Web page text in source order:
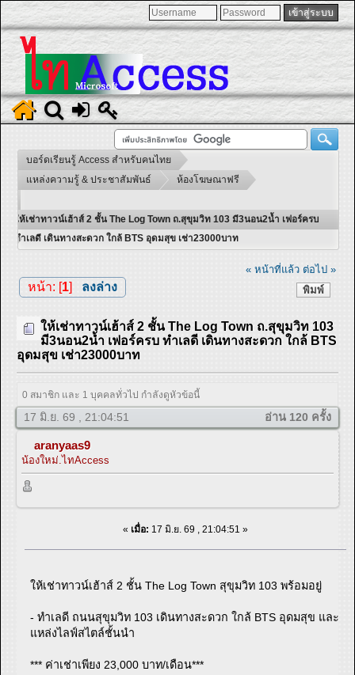
บอร์ดเรียนรู้ Access สำหรับคนไทย
แหล่งความรู้ & ประชาสัมพันธ์
ห้องโฆษณาฟรี
ให้เช่าทาวน์เฮ้าส์ 2 ชั้น The Log Town ถ.สุขุมวิท 103 มี3นอน2น้ำ เฟอร์ครบ
ทำเลดี เดินทางสะดวก ใกล้ BTS อุดมสุข เช่า23000บาท
« หน้าที่แล้ว ต่อไป »
พิมพ์
หน้า: [1] ลงล่าง
ให้เช่าทาวน์เฮ้าส์ 2 ชั้น The Log Town ถ.สุขุมวิท 103
มี3นอน2น้ำ เฟอร์ครบ ทำเลดี เดินทางสะดวก ใกล้ BTS
อุดมสุข เช่า23000บาท
0 สมาชิก และ 1 บุคคลทั่วไป กำลังดูหัวข้อนี้
17 มิ.ย. 69 , 21:04:51 อ่าน 120 ครั้ง
aranyaas9
น้องใหม่.ไทAccess
« เมื่อ: 17 มิ.ย. 69 , 21:04:51 »
ให้เช่าทาวน์เฮ้าส์ 2 ชั้น The Log Town สุขุมวิท 103 พร้อมอยู่
- ทำเลดี ถนนสุขุมวิท 103 เดินทางสะดวก ใกล้ BTS อุดมสุข และ
แหล่งไลฟ์สไตล์ชั้นนำ
*** ค่าเช่าเพียง 23,000 บาท/เดือน***